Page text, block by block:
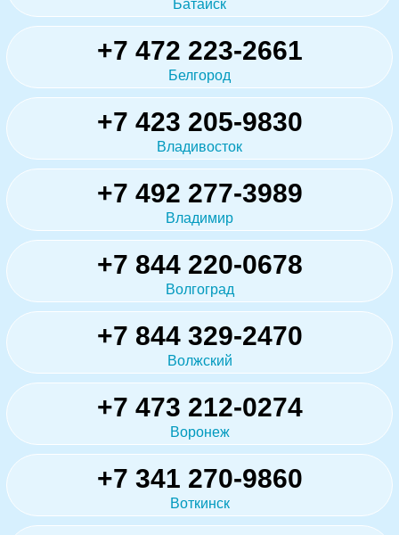
Батайск
+7 472 223-2661
Белгород
+7 423 205-9830
Владивосток
+7 492 277-3989
Владимир
+7 844 220-0678
Волгоград
+7 844 329-2470
Волжский
+7 473 212-0274
Воронеж
+7 341 270-9860
Воткинск